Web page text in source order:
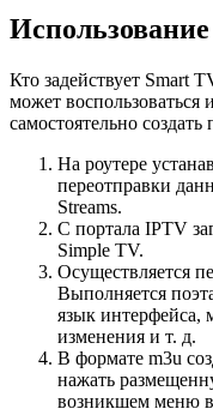
Кто задействует Smart
может воспользоваться
самостоятельно создать
На роутере
переотправки
Streams.
С портала IPTV
Simple TV.
Осуществляется
Выполняется
язык интерфейса,
изменения и т. д.
В формате m3u
нажать
возникшем меню